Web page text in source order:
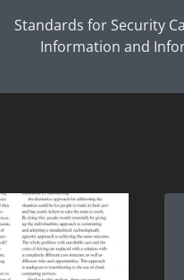
Standards for Security
Information and